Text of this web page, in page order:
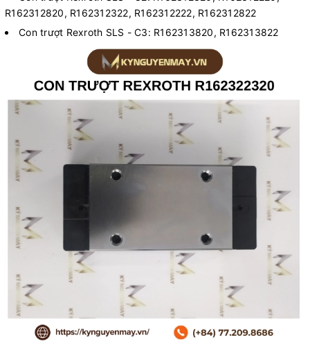
R162312820, R162312322, R162312222, R162312822
Con trượt Rexroth SLS - C3: R162313820, R162313822